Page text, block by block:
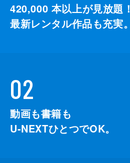
420,000 本以上が見放題！
最新レンタル作品も充実。
02
動画も書籍も
U-NEXTひとつでOK。